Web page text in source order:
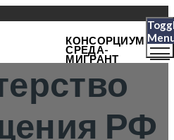
КОНСОРЦИУМ
СРЕДА-
МИГРАНТ
РФ